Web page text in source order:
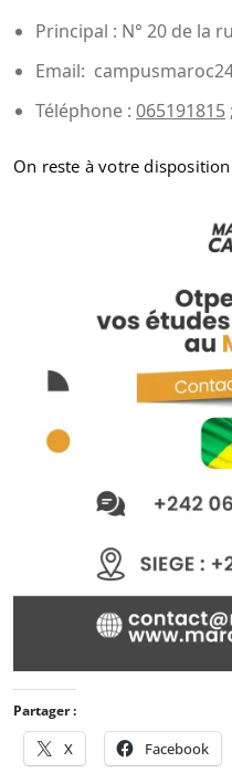
Principal : N° 20 de la
Email:
Téléphone : 065191815 ;
On reste à votre
Partager :
X Facebook